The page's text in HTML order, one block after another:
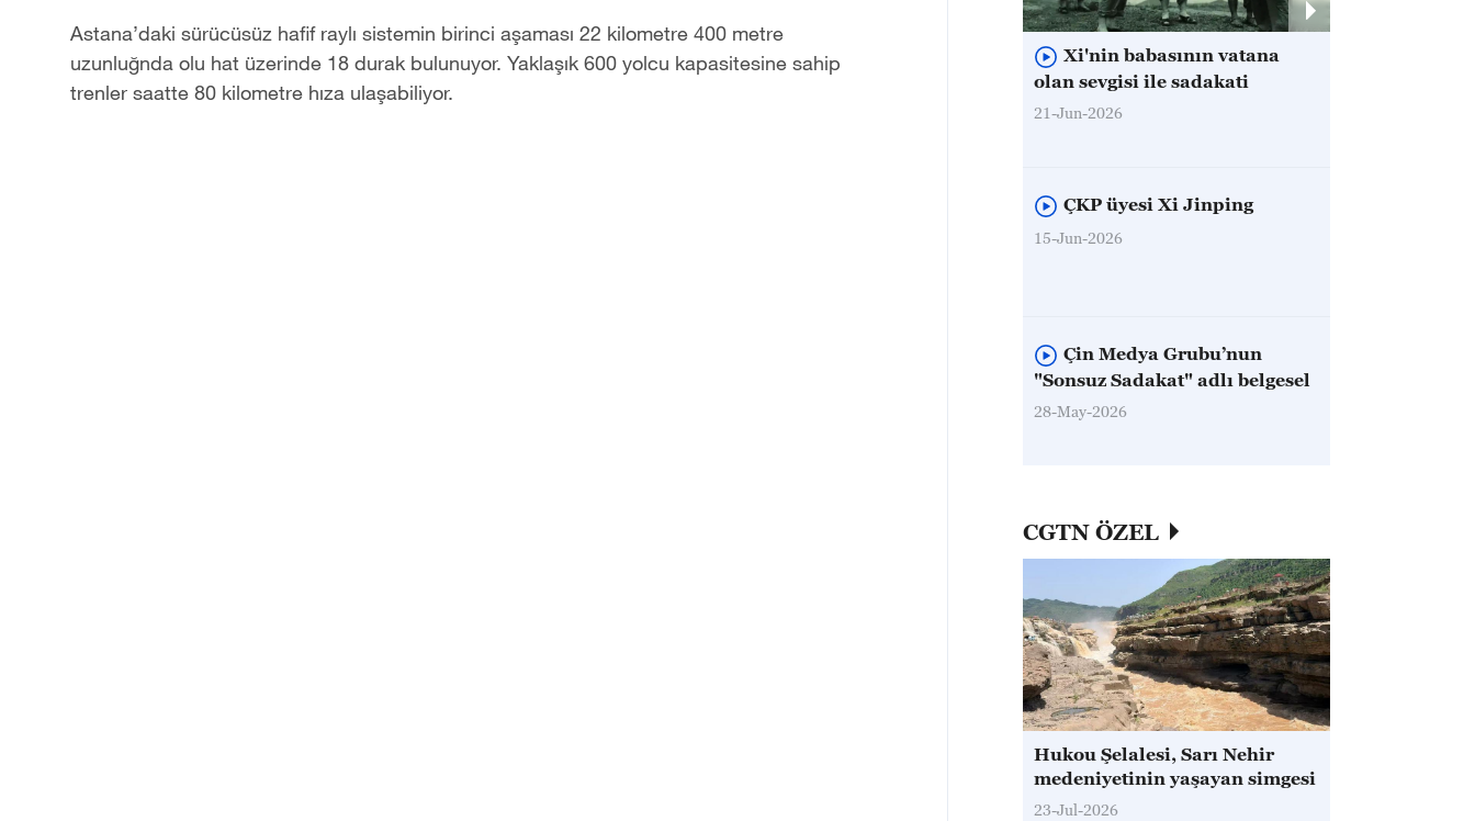
Astana’daki sürücüsüz hafif raylı sistemin birinci aşaması 22 kilometre 400 metre
uzunluğnda olu hat üzerinde 18 durak bulunuyor. Yaklaşık 600 yolcu kapasitesine sahip
trenler saatte 80 kilometre hıza ulaşabiliyor.
Xi'nin babasının vatana
olan sevgisi ile sadakati
21-Jun-2026
ÇKP üyesi Xi Jinping
15-Jun-2026
Çin Medya Grubu’nun
"Sonsuz Sadakat" adlı belgesel
28-May-2026
CGTN ÖZEL
Hukou Şelalesi, Sarı Nehir
medeniyetinin yaşayan simgesi
23-Jul-2026